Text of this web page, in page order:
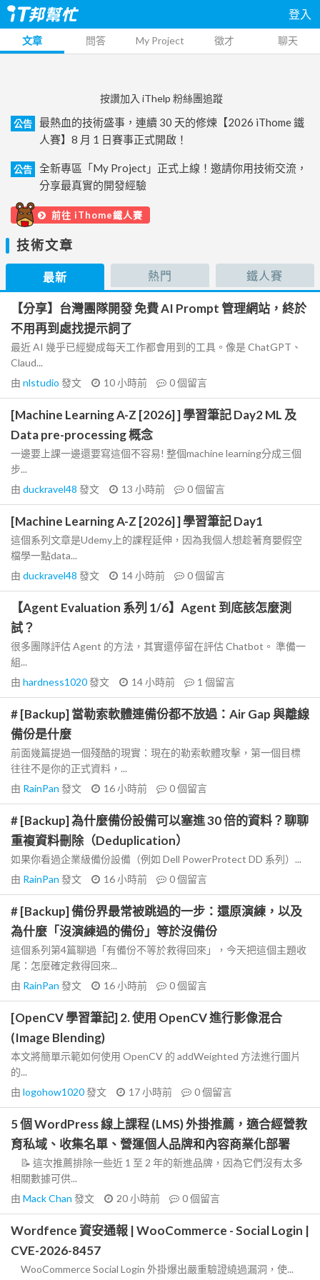
登入
文章 問答 My Project 徵才 聊天
按讚加入 iThelp 粉絲團追蹤
公告
最熱血的技術盛事，連續 30 天的修煉【2026 iThome 鐵
人賽】8 月 1 日賽事正式開啟！
公告
全新專區「My Project」正式上線！邀請你用技術交流，
分享最真實的開發經驗
前往 iThome鐵人賽
技術文章
最新 熱門 鐵人賽
【分享】台灣團隊開發 免費 AI Prompt 管理網站，終於
不用再到處找提示詞了
最近 AI 幾乎已經變成每天工作都會用到的工具。像是 ChatGPT、
Claud...
由 nlstudio 發文 10 小時前 0個留言
[Machine Learning A-Z [2026] ] 學習筆記 Day2 ML 及
Data pre-processing 概念
一邊要上課一邊還要寫這個不容易! 整個machine learning分成三個
步...
由 duckravel48 發文 13 小時前 0個留言
[Machine Learning A-Z [2026] ] 學習筆記 Day1
這個系列文章是Udemy上的課程延伸，因為我個人想趁著育嬰假空
檔學一點data...
由 duckravel48 發文 14 小時前 0個留言
【Agent Evaluation 系列 1/6】Agent 到底該怎麼測
試？
很多團隊評估 Agent 的方法，其實還停留在評估 Chatbot。 準備一
組...
由 hardness1020發文 14 小時前 1 個留言
# [Backup] 當勒索軟體連備份都不放過：Air Gap 與離線
備份是什麼
前面幾篇提過一個殘酷的現實：現在的勒索軟體攻擊，第一個目標
往往不是你的正式資料，...
由 RainPan 發文 16 小時前 0個留言
# [Backup] 為什麼備份設備可以塞進 30 倍的資料？聊聊
重複資料刪除（Deduplication）
如果你看過企業級備份設備（例如 Dell PowerProtect DD 系列）...
由 RainPan 發文 16 小時前 0個留言
# [Backup] 備份界最常被跳過的一步：還原演練，以及
為什麼「沒演練過的備份」等於沒備份
這個系列第4篇聊過「有備份不等於救得回來」，今天把這個主題收
尾：怎麼確定救得回來...
由 RainPan 發文 16 小時前 0個留言
[OpenCV 學習筆記] 2. 使用 OpenCV 進行影像混合
(Image Blending)
本文將簡單示範如何使用 OpenCV 的 addWeighted 方法進行圖片
的...
由 logohow1020發文 17 小時前 0個留言
5 個 WordPress 線上課程 (LMS) 外掛推薦，適合經營教
育私域、收集名單、營運個人品牌和內容商業化部署
📝 這次推薦排除一些近 1 至 2 年的新進品牌，因為它們沒有太多
相關數據可供...
由 Mack Chan 發文 20 小時前 0個留言
Wordfence 資安通報 | WooCommerce - Social Login |
CVE-2026-8457
WooCommerce Social Login 外掛爆出嚴重驗證繞過漏洞，使...